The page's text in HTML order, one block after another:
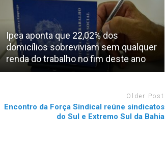
Ipea aponta que 22,02% dos
domicílios sobreviviam sem qualquer
renda do trabalho no fim deste ano
Older Post
Encontro da Força Sindical reúne sindicatos
do Sul e Extremo Sul da Bahia